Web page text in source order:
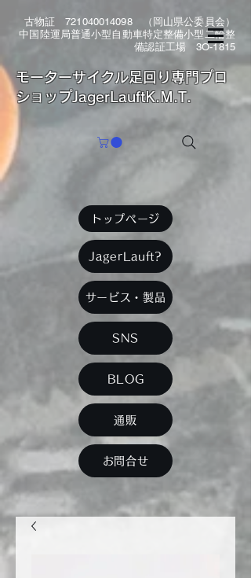
古物証721040014098（岡山県公委員会）
中国陸運局普通小型自動車特定整備小型二輪整
備認証工場 3O-1815
​モーターサイクル足回り専門プロ
ショップJagerLauftK.M.T.
トップページ
JagerLauft?
サービス・製品
SNS
BLOG
通販
お問合せ